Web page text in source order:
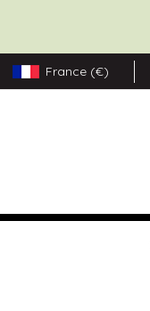
France (€)
Allez